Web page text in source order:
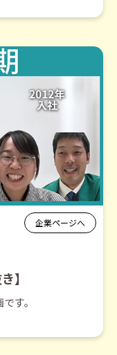
企業ページへ
】
す。